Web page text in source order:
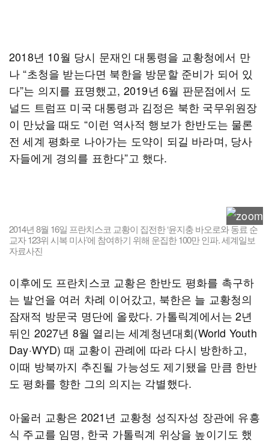
2018년 10월 당시 문재인 대통령을 교황청에서 만
나 “초청을 받는다면 북한을 방문할 준비가 되어 있
다”는 의지를 표명했고, 2019년 6월 판문점에서 도
널드 트럼프 미국 대통령과 김정은 북한 국무위원장
이 만났을 때도 “이런 역사적 행보가 한반도는 물론
전 세계 평화로 나아가는 도약이 되길 바라며, 당사
자들에게 경의를 표한다”고 했다.
2014년 8월 16일 프란치스코 교황이 집전한 ‘윤지충 바오로와 동료 순
교자 123위 시복 미사’에 참여하기 위해 운집한 100만 인파. 세계일보
자료사진
이후에도 프란치스코 교황은 한반도 평화를 촉구하
는 발언을 여러 차례 이어갔고, 북한은 늘 교황청의
잠재적 방문국 명단에 올랐다. 가톨릭계에서는 2년
뒤인 2027년 8월 열리는 세계청년대회(World Youth
Day·WYD) 때 교황이 관례에 따라 다시 방한하고,
이때 방북까지 추진될 가능성도 제기됐을 만큼 한반
도 평화를 향한 그의 의지는 각별했다.
아울러 교황은 2021년 교황청 성직자성 장관에 유흥
식 주교를 임명, 한국 가톨릭계 위상을 높이기도 했